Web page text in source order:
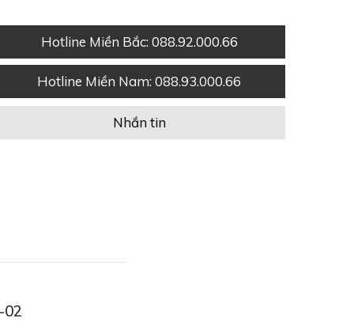
Hotline Miền Bắc: 088.92.000.66
Hotline Miền Nam: 088.93.000.66
Nhắn tin
02